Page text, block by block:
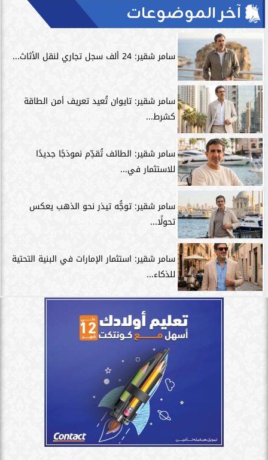
آخر الموضوعات
سامر شقير: 24 ألف سجل تجاري لنقل الأثاث...
سامر شقير: تايوان تُعيد تعريف أمن الطاقة
كشرط...
سامر شقير: الطائف تُقدِّم نموذجًا جديدًا
للاستثمار في...
سامر شقير: توجُّه تيذر نحو الذهب يعكس
تحولًا...
سامر شقير: استثمار الإمارات في البنية التحتية
للذكاء...